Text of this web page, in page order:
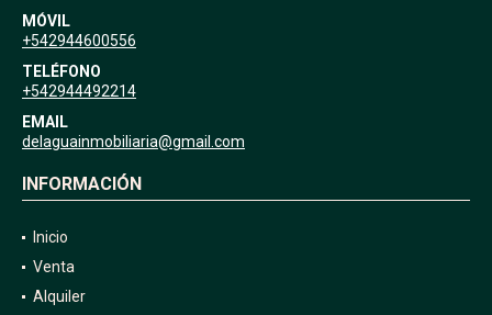
MÓVIL
+542944600556
TELÉFONO
+542944492214
EMAIL
delaguainmobiliaria@gmail.com
INFORMACIÓN
Inicio
Venta
Alquiler